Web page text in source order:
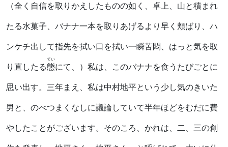
（全く自信を取りかえしたものの如く、卓上、山と積まれ
たる水菓子、バナナ一本を取りあげるより早く頬ばり、ハ
ンケチ出して指先を拭い口を拭い一瞬苦悶、はっと気を取
り直したる態
てい
にて、）私は、このバナナを食うたびごとに
思い出す。三年まえ、私は中村地平という少し気のきいた
男と、のべつまくなしに議論していて半年ほどをむだに費
やしたことがございます。そのころ、かれは、二、三の創